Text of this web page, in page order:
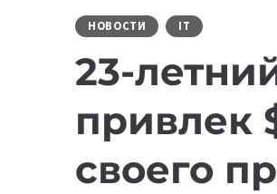
НОВОСТИ IT
23-
привлек
своего